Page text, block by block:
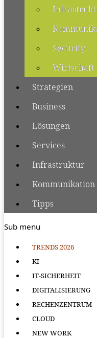
Security
Wirtschaft
Strategien
Business
Lösungen
Services
Infrastruktur
Kommunikation
Tipps
Sub menu
TRENDS 2026
KI
IT-SICHERHEIT
DIGITALISIERUNG
RECHENZENTRUM
CLOUD
NEW WORK